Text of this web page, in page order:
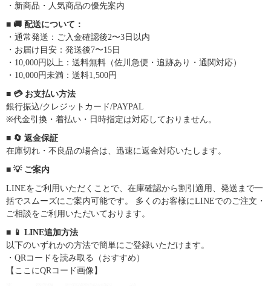
・新商品・人気商品の優先案内
■ 🚚 配送について：
・通常発送：ご入金確認後2〜3日以内
・お届け目安：発送後7〜15日
・10,000円以上：送料無料（佐川急便・追跡あり・通関対応）
・10,000円未満：送料1,500円
■ 💳 お支払い方法
銀行振込/クレジットカード/PAYPAL
※代金引換・着払い・日時指定は対応しておりません。
■ 🔄 返金保証
在庫切れ・不良品の場合は、迅速に返金対応いたします。
■ 💡 ご案内
LINEをご利用いただくことで、在庫確認から割引適用、発送まで一
括でスムーズにご案内可能です。 多くのお客様にLINEでのご注文・
ご相談をご利用いただいております。
■ 📱 LINE追加方法
以下のいずれかの方法で簡単にご登録いただけます。
・QRコードを読み取る（おすすめ）
【ここにQRコード画像】